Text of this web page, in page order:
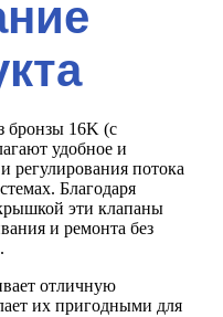
бронзы 16K (с
удобное и
регулирования потока
Благодаря
эти клапаны
и ремонта без
отличную
их пригодными для